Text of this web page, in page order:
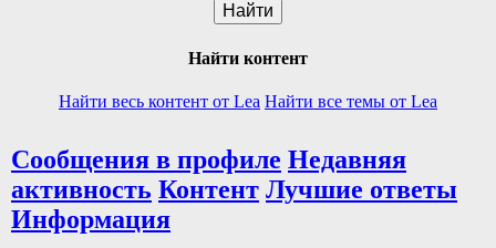
Найти
Найти контент
Найти весь контент от Lea Найти все темы от Lea
Сообщения в профиле Недавняя
активность Контент Лучшие ответы
Информация